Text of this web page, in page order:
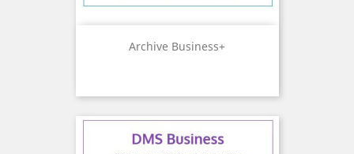
Archive Business+